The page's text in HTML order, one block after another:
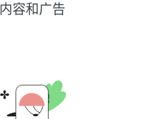
容和广告